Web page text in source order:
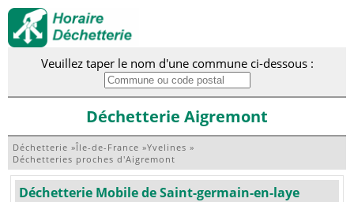
Veuillez taper le nom d'une commune ci-dessous :
Déchetterie Aigremont
Déchetterie »Île-de-France »Yvelines »
Déchetteries proches d'Aigremont
Déchetterie Mobile de Saint-germain-en-laye